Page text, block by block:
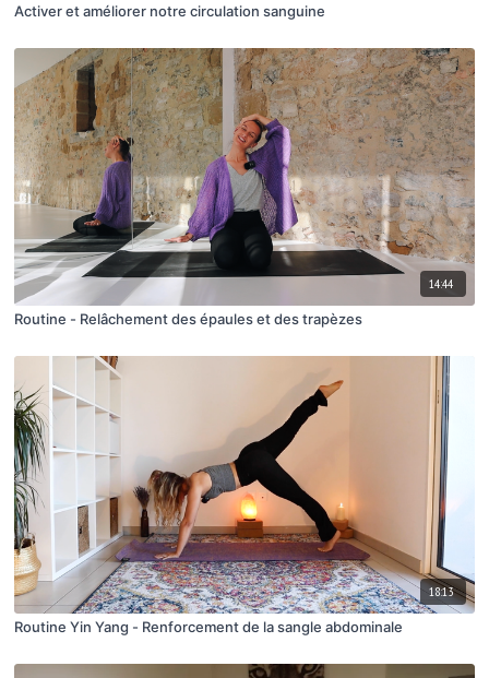
Activer et améliorer notre circulation sanguine
14:44
Routine - Relâchement des épaules et des trapèzes
18:13
Routine Yin Yang - Renforcement de la sangle abdominale